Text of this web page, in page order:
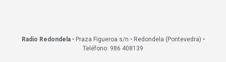
Radio Redondela• Praza Figueroa s/n • Redondela (Pontevedra) •
Teléfono: 986 408139